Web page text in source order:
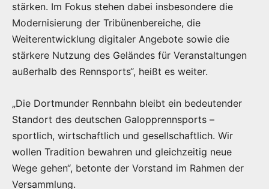
stärken. Im Fokus stehen dabei insbesondere die
Modernisierung der Tribünenbereiche, die
Weiterentwicklung digitaler Angebote sowie die
stärkere Nutzung des Geländes für Veranstaltungen
außerhalb des Rennsports“, heißt es weiter.
„Die Dortmunder Rennbahn bleibt ein bedeutender
Standort des deutschen Galopprennsports –
sportlich, wirtschaftlich und gesellschaftlich. Wir
wollen Tradition bewahren und gleichzeitig neue
Wege gehen“, betonte der Vorstand im Rahmen der
Versammlung.